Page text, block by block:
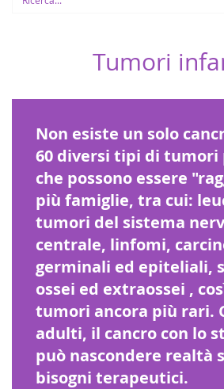
Tumori
Non esiste un solo
60 diversi tipi di
che possono essere
più famiglie, tra cui:
tumori del sistema
centrale, linfomi,
germinali ed epiteliali,
ossei ed extraossei ,
tumori ancora più rari.
adulti, il cancro con lo
può nascondere realtà
bisogni terapeutici.